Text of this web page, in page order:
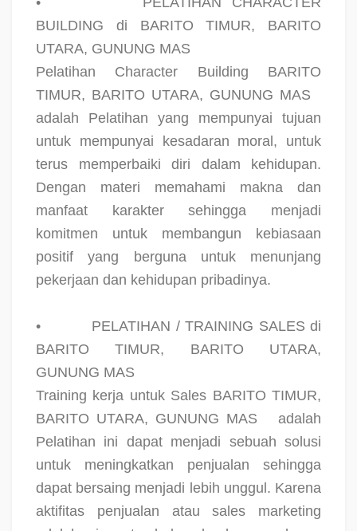
BUILDING di BARITO TIMUR, BARITO
UTARA, GUNUNG MAS
Pelatihan Character Building BARITO
TIMUR, BARITO UTARA, GUNUNG MAS
adalah Pelatihan yang mempunyai tujuan
untuk mempunyai kesadaran moral, untuk
terus memperbaiki diri dalam kehidupan.
Dengan materi memahami makna dan
manfaat karakter sehingga menjadi
komitmen untuk membangun kebiasaan
positif yang berguna untuk menunjang
pekerjaan dan kehidupan pribadinya.
•
PELATIHAN / TRAINING SALES di
BARITO TIMUR, BARITO UTARA,
GUNUNG MAS
Training kerja untuk Sales BARITO TIMUR,
BARITO UTARA, GUNUNG MAS
adalah
Pelatihan ini dapat menjadi sebuah solusi
untuk meningkatkan penjualan sehingga
dapat bersaing menjadi lebih unggul. Karena
aktifitas penjualan atau sales marketing